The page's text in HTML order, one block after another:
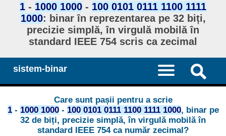
1 - 1000 1000 - 100 0101 0111 1100 1111
1000: binar în reprezentarea pe 32 biți,
precizie simplă, în virgulă mobilă în
standard IEEE 754 scris ca zecimal
sistem-binar
Care sunt pașii pentru a scrie
1- 1000 1000- 100 0101 0111 1100 1111 1000, binar pe
32 de biți, precizie simplă, în virgulă mobilă în
standard IEEE 754 ca număr zecimal?